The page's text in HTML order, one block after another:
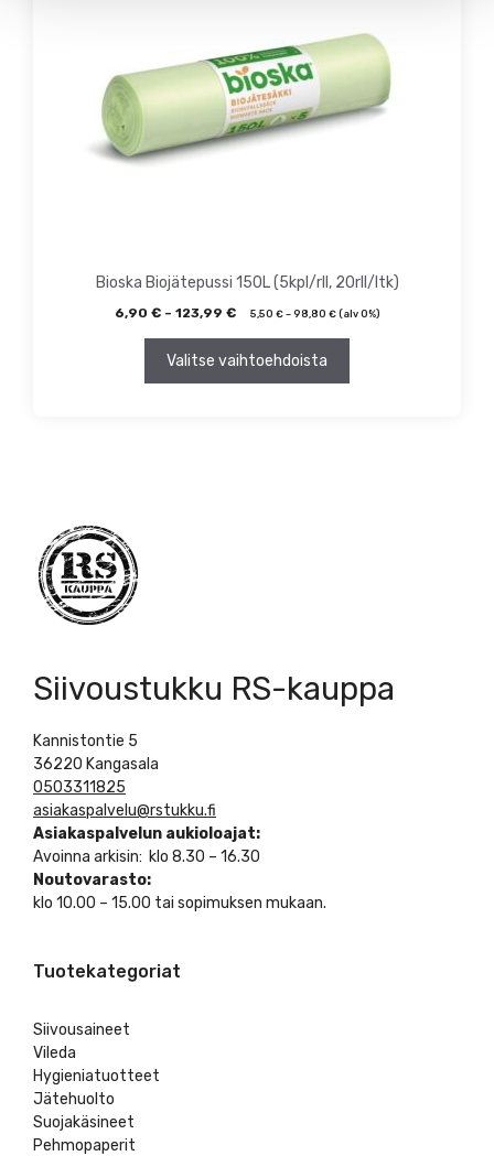
Bioska Biojätepussi 150L (5kpl/rll, 20rll/ltk)
6,90 €– 123,99 € 5,50 €– 98,80 €(alv 0%)
Valitse vaihtoehdoista
tuotteen
Siivoustukku RS-kauppa
Kannistontie 5
36220 Kangasala
0503311825
asiakaspalvelu@rstukku.fi
Asiakaspalvelun aukioloajat:
Avoinna arkisin: klo 8.30 – 16.30
Noutovarasto:
klo 10.00 – 15.00 tai sopimuksen mukaan.
Tuotekategoriat
Siivousaineet
Vileda
Hygieniatuotteet
Jätehuolto
Suojakäsineet
Pehmopaperit